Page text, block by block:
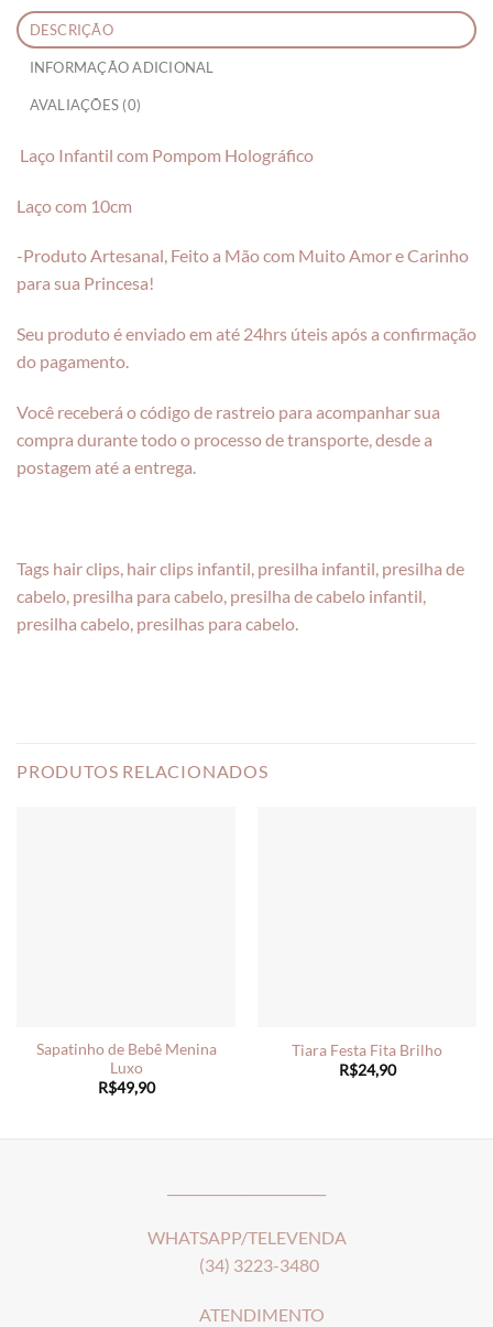
DESCRIÇÃO
INFORMAÇÃO ADICIONAL
AVALIAÇÕES (0)
Laço Infantil com Pompom Holográfico
Laço com 10cm
-Produto Artesanal, Feito a Mão com Muito Amor e Carinho
para sua Princesa!
Seu produto é enviado em até 24hrs úteis após a confirmação
do pagamento.
Você receberá o código de rastreio para acompanhar sua
compra durante todo o processo de transporte, desde a
postagem até a entrega.
Tags hair clips, hair clips infantil, presilha infantil, presilha de
cabelo, presilha para cabelo, presilha de cabelo infantil,
presilha cabelo, presilhas para cabelo.
PRODUTOS RELACIONADOS
Sapatinho de Bebê Menina
Luxo
R$49,90
Tiara Festa Fita Brilho
R$24,90
WHATSAPP/TELEVENDA
(34) 3223-3480
ATENDIMENTO